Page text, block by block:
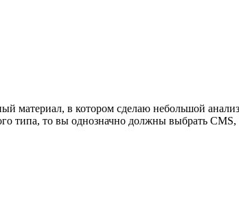
материал, в котором сделаю небольшой
типа, то вы однозначно должны выбрать